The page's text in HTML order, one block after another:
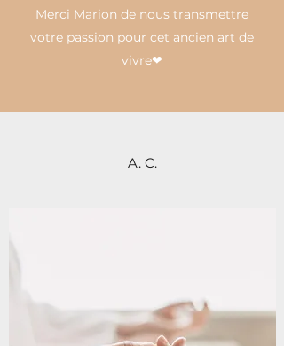
Merci Marion de nous transmettre
votre passion pour cet ancien art de
vivre❤
A. C.